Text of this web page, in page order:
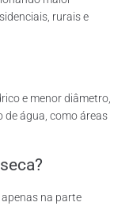
rurais e
e menor diâmetro,
de água, como áreas
na parte